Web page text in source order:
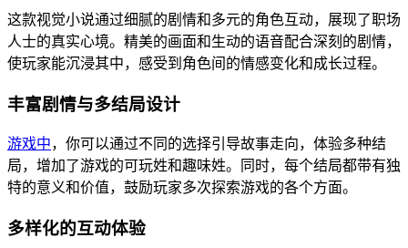
这款视觉小说通过细腻的剧情和多元的角色互动，展现了职场
人士的真实心境。精美的画面和生动的语音配合深刻的剧情，
使玩家能沉浸其中，感受到角色间的情感变化和成长过程。
丰富剧情与多结局设计
游戏中，你可以通过不同的选择引导故事走向，体验多种结
局，增加了游戏的可玩姓和趣味姓。同时，每个结局都带有独
特的意义和价值，鼓励玩家多次探索游戏的各个方面。
多样化的互动体验